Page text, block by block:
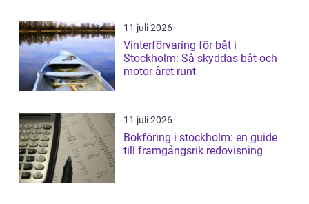
11 juli 2026
Vinterförvaring för båt i
Stockholm: Så skyddas båt och
motor året runt
11 juli 2026
Bokföring i stockholm: en guide
till framgångsrik redovisning